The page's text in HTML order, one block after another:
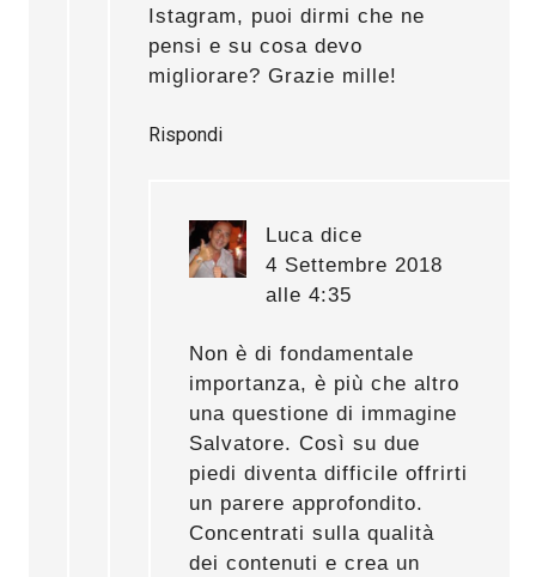
Istagram, puoi dirmi che ne
pensi e su cosa devo
migliorare? Grazie mille!
Rispondi
Luca dice
4 Settembre 2018
alle 4:35
Non è di fondamentale
importanza, è più che altro
una questione di immagine
Salvatore. Così su due
piedi diventa difficile offrirti
un parere approfondito.
Concentrati sulla qualità
dei contenuti e crea un